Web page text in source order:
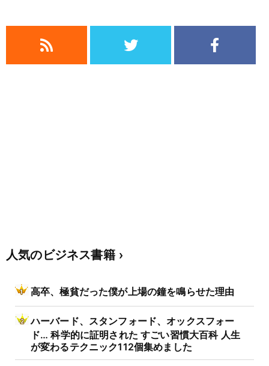
人気のビジネス書籍
高卒、極貧だった僕が上場の鐘を鳴らせた理由
ハーバード、スタンフォード、オックスフォー
ド… 科学的に証明された すごい習慣大百科 人生
が変わるテクニック112個集めました